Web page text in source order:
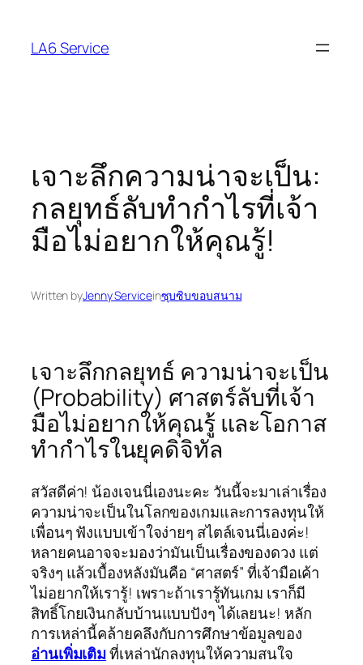
content
LA6 Service
เจาะลึกความน่าจะเป็น:
กลยุทธ์ลับทำกำไรที่เจ้า
มือไม่อยากให้คุณรู้!
Written byJenny Serviceinซุบซิบขอบสนาม
เจาะลึกกลยุทธ์ ความน่าจะเป็น
(Probability) ศาสตร์ลับที่เจ้า
มือไม่อยากให้คุณรู้ และโอกาส
ทำกำไรในยุคดิจิทัล
สวัสดีค่า! น้องเจนนี่เองนะคะ วันนี้จะมาเล่าเรื่อง
ความน่าจะเป็นในโลกของเกมและการลงทุนให้
เพื่อนๆ ฟังแบบเข้าใจง่ายๆ สไตล์เจนนี่เองค่ะ!
หลายคนอาจจะมองว่ามันเป็นเรื่องของดวง แต่
จริงๆ แล้วเบื้องหลังมันคือ “ศาสตร์” ที่เจ้ามือเค้า
ไม่อยากให้เรารู้! เพราะถ้าเรารู้ทันเกม เราก็มี
สิทธิ์โกยเงินกลับบ้านแบบปังๆ ได้เลยนะ! หลัก
การเหล่านี้คล้ายคลึงกับการศึกษาข้อมูลของ
อ่านเพิ่มเติมที่เหล่านักลงทุนให้ความสนใจ